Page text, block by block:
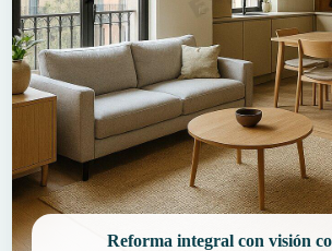
Reforma integral con visión